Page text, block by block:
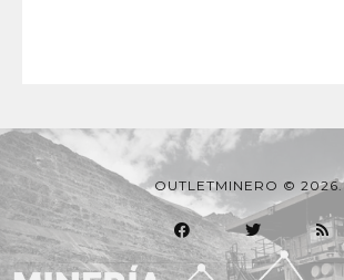
OUTLETMINERO © 2026.